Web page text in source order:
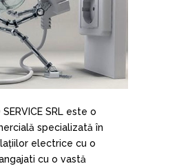
SERVICE SRL este o
specializată în
electrice cu o
cu o vastă